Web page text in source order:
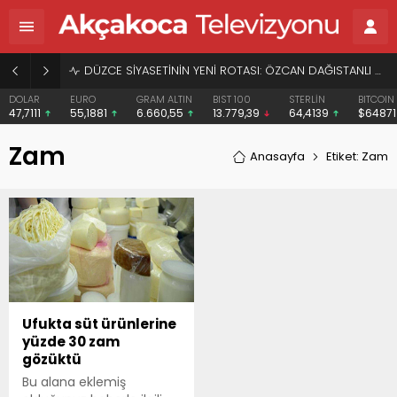
DÜZCE SİYASETİNİN YENİ ROTASI: ÖZCAN DAĞISTANLI VE “HERKESİN BAŞKANI” VİZYONU
DOLAR
47,7111
EURO
55,1881
GRAM ALTIN
6.660,55
BIST 100
13.779,39
STERLİN
64,4139
BITCOIN
Zam Anasayfa Etiket: Zam
Ufukta süt ürünlerine
yüzde 30 zam
gözüktü
Bu alana eklemiş